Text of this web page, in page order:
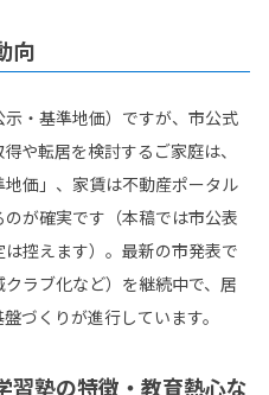
向
・基準地価）ですが、市公式
や転居を検討するご家庭は、
価」、家賃は不動産ポータル
が確実です（本稿では市公表
控えます）。最新の市発表で
ラブ化など）を継続中で、居
づくりが進行しています。
習塾の特徴・教育熱心な